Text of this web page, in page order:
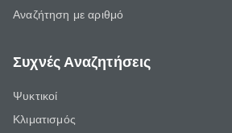
Αναζήτηση με αριθμό
Συχνές Αναζητήσεις
Ψυκτικοί
Κλιματισμός